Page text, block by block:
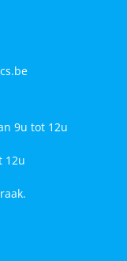
9u tot 12u
12u